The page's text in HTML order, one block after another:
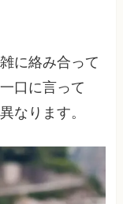
に絡み合って
口に言って
なります。